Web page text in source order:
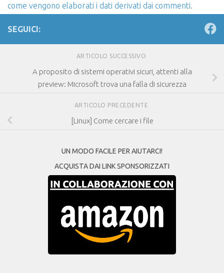
come vengono elaborati i dati derivati dai commenti.
SEGUICI:
ARTICOLO SUCCESSIVO
A proposito di sistemi operativi sicuri, attenti alla
preview: Microsoft trova una falla di sicurezza
ARTICOLO PRECEDENTE
[Linux] Come cercare i file
UN MODO FACILE PER AIUTARCI!
ACQUISTA DAI LINK SPONSORIZZATI